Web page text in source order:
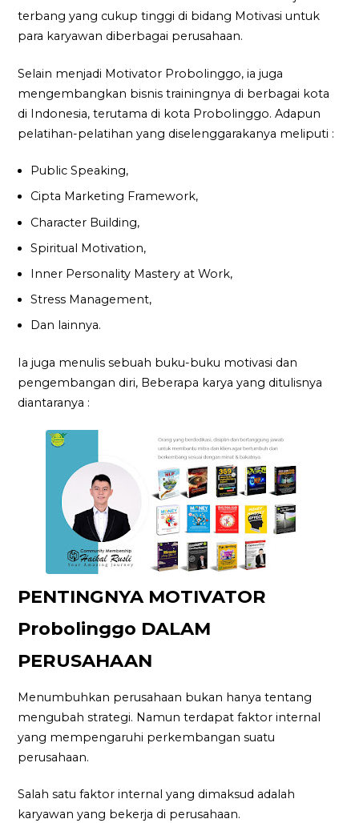
terbang yang cukup tinggi di bidang Motivasi untuk
para karyawan diberbagai perusahaan.
Selain menjadi Motivator Probolinggo, ia juga
mengembangkan bisnis trainingnya di berbagai kota
di Indonesia, terutama di kota Probolinggo. Adapun
pelatihan-pelatihan yang diselenggarakanya meliputi :
Public Speaking,
Cipta Marketing Framework,
Character Building,
Spiritual Motivation,
Inner Personality Mastery at Work,
Stress Management,
Dan lainnya.
Ia juga menulis sebuah buku-buku motivasi dan
pengembangan diri, Beberapa karya yang ditulisnya
diantaranya :
PENTINGNYA MOTIVATOR
Probolinggo DALAM
PERUSAHAAN
Menumbuhkan perusahaan bukan hanya tentang
mengubah strategi. Namun terdapat faktor internal
yang mempengaruhi perkembangan suatu
perusahaan.
Salah satu faktor internal yang dimaksud adalah
karyawan yang bekerja di perusahaan.